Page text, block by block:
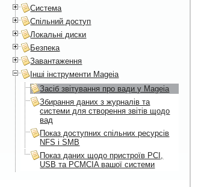
Система
Спільний доступ
Локальні диски
Безпека
Завантаження
Інші інструменти Mageia
Засіб звітування про вади у Mageia
Збирання даних з журналів та
системи для створення звітів щодо
вад
Показ доступних спільних ресурсів
NFS і SMB
Показ даних щодо пристроїв PCI,
USB та PCMCIA вашої системи